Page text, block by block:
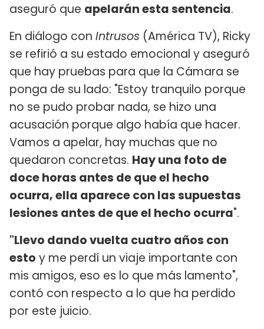
aseguró que apelarán esta sentencia.
En diálogo con Intrusos (América TV), Ricky
se refirió a su estado emocional y aseguró
que hay pruebas para que la Cámara se
ponga de su lado: "Estoy tranquilo porque
no se pudo probar nada, se hizo una
acusación porque algo había que hacer.
Vamos a apelar, hay muchas que no
quedaron concretas. Hay una foto de
doce horas antes de que el hecho
ocurra, ella aparece con las supuestas
lesiones antes de que el hecho ocurra".
"Llevo dando vuelta cuatro años con
esto y me perdí un viaje importante con
mis amigos, eso es lo que más lamento",
contó con respecto a lo que ha perdido
por este juicio.